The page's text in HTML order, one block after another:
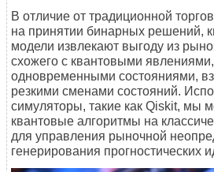
В отличие от традиционной
на принятии бинарных решений,
модели извлекают выгоду из
схожего с квантовыми
одновременными состояниями,
резкими сменами состояний.
симуляторы, такие как Qiskit, мы
квантовые алгоритмы на
для управления рыночной
генерирования прогностических